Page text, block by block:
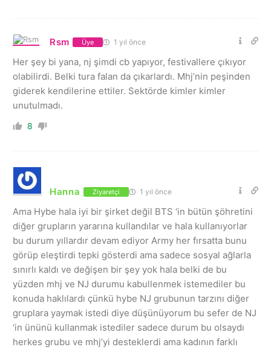
Rsm Üye 1 yıl önce
Her şey bi yana, nj şimdi cb yapıyor, festivallere çıkıyor
olabilirdi. Belki tura falan da çıkarlardı. Mhj’nin peşinden
giderek kendilerine ettiler. Sektörde kimler kimler
unutulmadı.
8
Hanna Ziyaretçi 1 yıl önce
Ama Hybe hala iyi bir şirket değil BTS ‘in bütün şöhretini
diğer grupların yararına kullandılar ve hala kullanıyorlar
bu durum yıllardır devam ediyor Army her fırsatta bunu
görüp eleştirdi tepki gösterdi ama sadece sosyal ağlarla
sınırlı kaldı ve değişen bir şey yok hala belki de bu
yüzden mhj ve NJ durumu kabullenmek istemediler bu
konuda haklılardı çünkü hybe NJ grubunun tarzını diğer
gruplara yaymak istedi diye düşünüyorum bu sefer de NJ
‘in ününü kullanmak istediler sadece durum bu olsaydı
herkes grubu ve mhj’yi desteklerdi ama kadının farklı